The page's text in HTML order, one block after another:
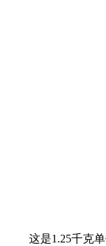
这是1.25千克